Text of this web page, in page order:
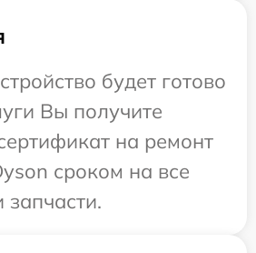
будет готово
Вы получите
на ремонт
сроком на все